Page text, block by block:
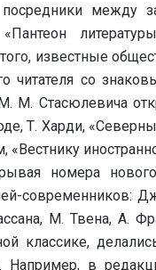
между
известные
читателя со
М. Стасюлевича
Т. Харди,
«Вестнику
номера
М. Твена, А.
классике,
Например, в